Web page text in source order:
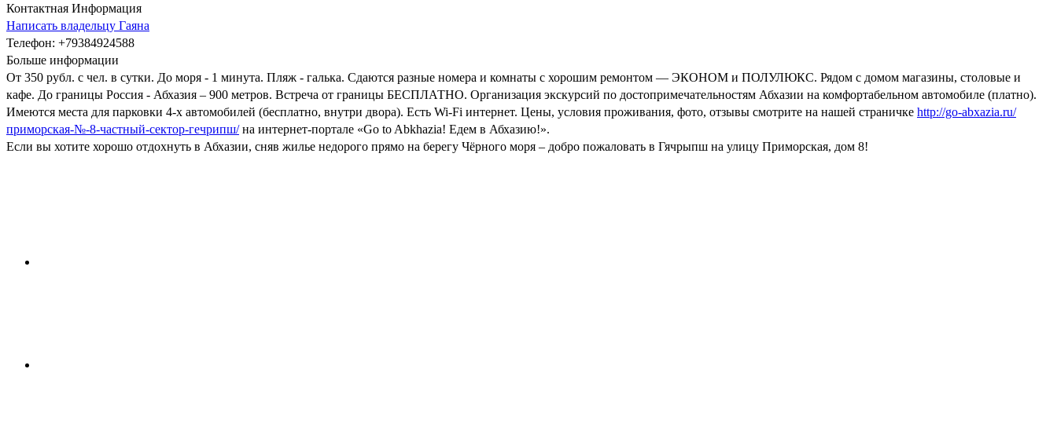
Контактная Информация
Написать владельцу Гаяна
Телефон: +79384924588
Больше информации
От 350 рубл. с чел. в сутки. До моря - 1 минута. Пляж - галька. Сдаются разные номера и комнаты с хорошим ремонтом — ЭКОНОМ и ПОЛУЛЮКС. Рядом с домом магазины, столовые и
кафе. До границы Россия - Абхазия – 900 метров. Встреча от границы БЕСПЛАТНО. Организация экскурсий по достопримечательностям Абхазии на комфортабельном автомобиле (платно).
Имеются места для парковки 4-х автомобилей (бесплатно, внутри двора). Есть Wi-Fi интернет. Цены, условия проживания, фото, отзывы смотрите на нашей страничке http://go-abxazia.ru/
приморская-№-8-частный-сектор-гечрипш/на интернет-портале «Go to Abkhazia! Едем в Абхазию!».
Если вы хотите хорошо отдохнуть в Абхазии, сняв жилье недорого прямо на берегу Чёрного моря – добро пожаловать в Гячрыпш на улицу Приморская, дом 8!